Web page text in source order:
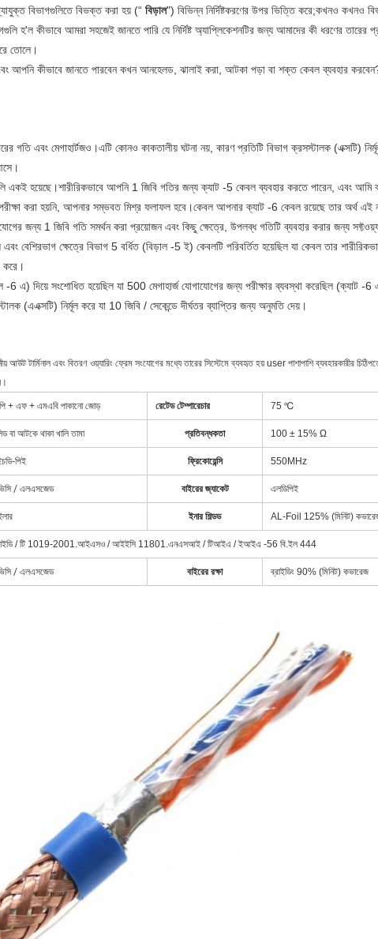
বিভাগগুলিতে বিভক্ত করা হয় (“ বিড়াল") বিভিন্ন নির্দিষ্টকরণের উপর ভিত্তি করে;কখনও কখনও
কীভাবে আমরা সহজেই জানতে পারি যে নির্দিষ্ট অ্যাপ্লিকেশনটির জন্য আমাদের কী ধরণের তারের
তোলে।
আপনি কীভাবে জানতে পারবেন কখন আনহেলড, ঝালাই করা, আটকা পড়া বা শক্ত কেবল ব্যবহার
গতি এবং মেগাহার্টজও।এটি কোনও কাকতালীয় ঘটনা নয়, কারণ প্রতিটি বিভাগ ক্রসস্টালক (এক্সটি)
হয়েছে।শারীরিকভাবে আপনি 1 জিবি গতির জন্য ক্যাট -5 কেবল ব্যবহার করতে পারেন, এবং আমি
করা হয়নি, আপনার সম্ভবত মিশ্র ফলাফল হবে।কেবল আপনার ক্যাট -6 কেবল রয়েছে তার অর্থ এই
জন্য 1 জিবি গতি সমর্থন করা প্রয়োজন এবং কিছু ক্ষেত্রে, উপলব্ধ গতিটি ব্যবহার করার জন্য
বেশিরভাগ ক্ষেত্রে বিভাগ 5 বর্ধিত (বিড়াল -5 ই) কেবলটি পরিবর্তিত হয়েছিল যা কেবল তার
করে।
-6 এ) দিয়ে সংশোধিত হয়েছিল যা 500 মেগাহার্জ যোগাযোগের জন্য পরীক্ষার ব্যবস্থা করেছিল (ক্যাট -
(এএক্সটি) নির্মূল করে যা 10 জিবি / সেকেন্ডে দীর্ঘতর ব্যাপ্তির জন্য অনুমতি দেয়।
আউট টার্মিনাল এবং বিতরণ ওয়্যারিং ফ্রেম সংযোগের মধ্যে তারের সিস্টেমে ব্যবহৃত হয় user পাশাপাশি ব্যবহারকারীর
+ এফ + এমএবি পাকানো জোড় রেটেড টেম্পারেচার 75 ℃
বা আটকে থাকা খালি তামা প্রতিবন্ধকতা 100 ± 15% Ω
পিই ফ্রিকোয়েন্সি 550MHz
/ এলএসজেড বাইরের জ্যাকেট এলডিপিই
ইনার শিল্ডড AL-Foil 125% (মিনিট)
/ টি 1019-2001.আইএসও / আইইসি 11801.এনএসআই / টিআইএ / ইআইএ -56 বি.ইল 444
/ এলএসজেড বাইরের রক্ষা ব্রাইডিং 90% (মিনিট) কভারেজ